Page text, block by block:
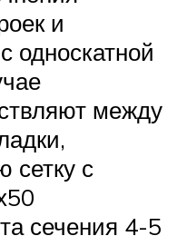
и
односкатной
между
сетку с
сечения 4-5